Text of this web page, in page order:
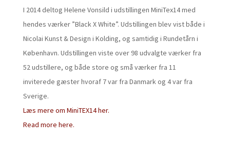
I 2014 deltog Helene Vonsild i udstillingen MiniTex14 med
hendes værker ”Black X White”. Udstillingen blev vist både i
Nicolai Kunst & Design i Kolding, og samtidig i Rundetårn i
København. Udstillingen viste over 98 udvalgte værker fra
52 udstillere, og både store og små værker fra 11
inviterede gæster hvoraf 7 var fra Danmark og 4 var fra
Sverige.
Læs mere om MiniTEX14 her.
Read more here.